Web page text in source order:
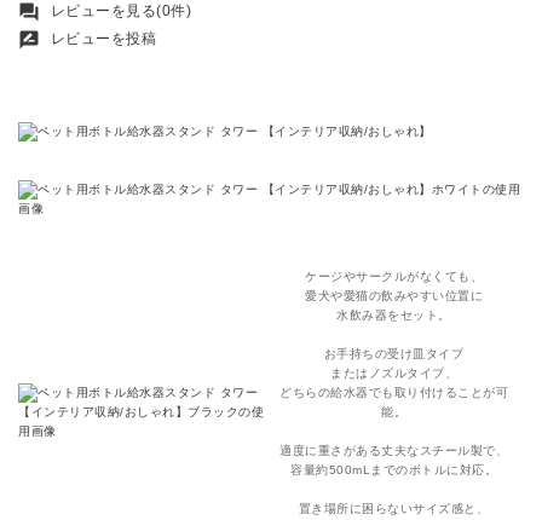
forum レビューを見る(0件)
rate_review レビューを投稿
ケージやサークルがなくても、
愛犬や愛猫の飲みやすい位置に
水飲み器をセット。
お手持ちの受け皿タイプ
またはノズルタイプ、
どちらの給水器でも取り付けることが可
能。
適度に重さがある丈夫なスチール製で、
容量約500mLまでのボトルに対応。
置き場所に困らないサイズ感と、